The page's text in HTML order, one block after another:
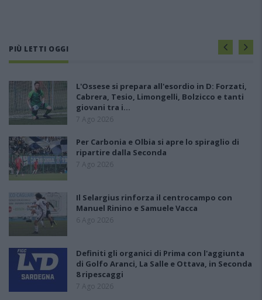
PIÙ LETTI OGGI
L'Ossese si prepara all'esordio in D: Forzati,
Cabrera, Tesio, Limongelli, Bolzicco e tanti
giovani tra i…
7 Ago 2026
Per Carbonia e Olbia si apre lo spiraglio di
ripartire dalla Seconda
7 Ago 2026
Il Selargius rinforza il centrocampo con
Manuel Rinino e Samuele Vacca
6 Ago 2026
Definiti gli organici di Prima con l'aggiunta
di Golfo Aranci, La Salle e Ottava, in Seconda
8 ripescaggi
7 Ago 2026